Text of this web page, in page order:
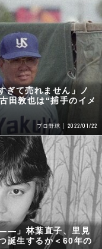
ぎて売れません」ノ
田敦也は“捕手のイメ
プロ野球 2022/01/22
――」林葉直子、里見
誕生するか＜60年の